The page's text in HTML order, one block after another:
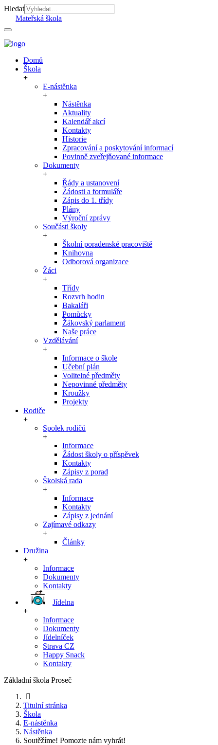
Hledat
Mateřská škola
Domů
Škola
E-nástěnka
Nástěnka
Aktuality
Kalendář akcí
Kontakty
Historie
Zpracování a poskytování informací
Povinně zveřejňované informace
Dokumenty
Řády a ustanovení
Žádosti a formuláře
Zápis do 1. třídy
Plány
Výroční zprávy
Součásti školy
Školní poradenské pracoviště
Knihovna
Odborová organizace
Žáci
Třídy
Rozvrh hodin
Bakaláři
Pomůcky
Žákovský parlament
Naše práce
Vzdělávání
Informace o škole
Učební plán
Volitelné předměty
Nepovinné předměty
Kroužky
Projekty
Rodiče
Spolek rodičů
Informace
Žádost školy o příspěvek
Kontakty
Zápisy z porad
Školská rada
Informace
Kontakty
Zápisy z jednání
Zajímavé odkazy
Články
Družina
Informace
Dokumenty
Kontakty
Jídelna
Informace
Dokumenty
Jídelníček
Strava CZ
Happy Snack
Kontakty
Základní škola Proseč
Titulní stránka
Škola
E-nástěnka
Nástěnka
Soutěžíme! Pomozte nám vyhrát!